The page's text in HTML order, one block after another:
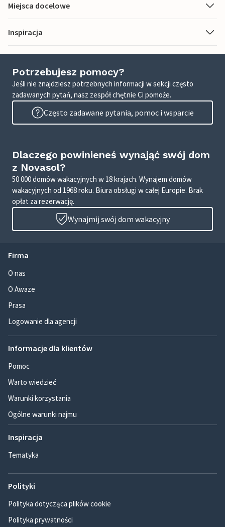
Miejsca docelowe
Inspiracja
Potrzebujesz pomocy?
Jeśli nie znajdziesz potrzebnych informacji w sekcji często
zadawanych pytań, nasz zespół chętnie Ci pomoże.
Często zadawane pytania, pomoc i wsparcie
Dlaczego powinieneś wynająć swój dom
z Novasol?
50 000 domów wakacyjnych w 18 krajach. Wynajem domów
wakacyjnych od 1968 roku. Biura obsługi w całej Europie. Brak
opłat za rezerwację.
Wynajmij swój dom wakacyjny
Firma
O nas
O Awaze
Prasa
Logowanie dla agencji
Informacje dla klientów
Pomoc
Warto wiedzieć
Warunki korzystania
Ogólne warunki najmu
Inspiracja
Tematyka
Polityki
Polityka dotycząca plików cookie
Polityka prywatności